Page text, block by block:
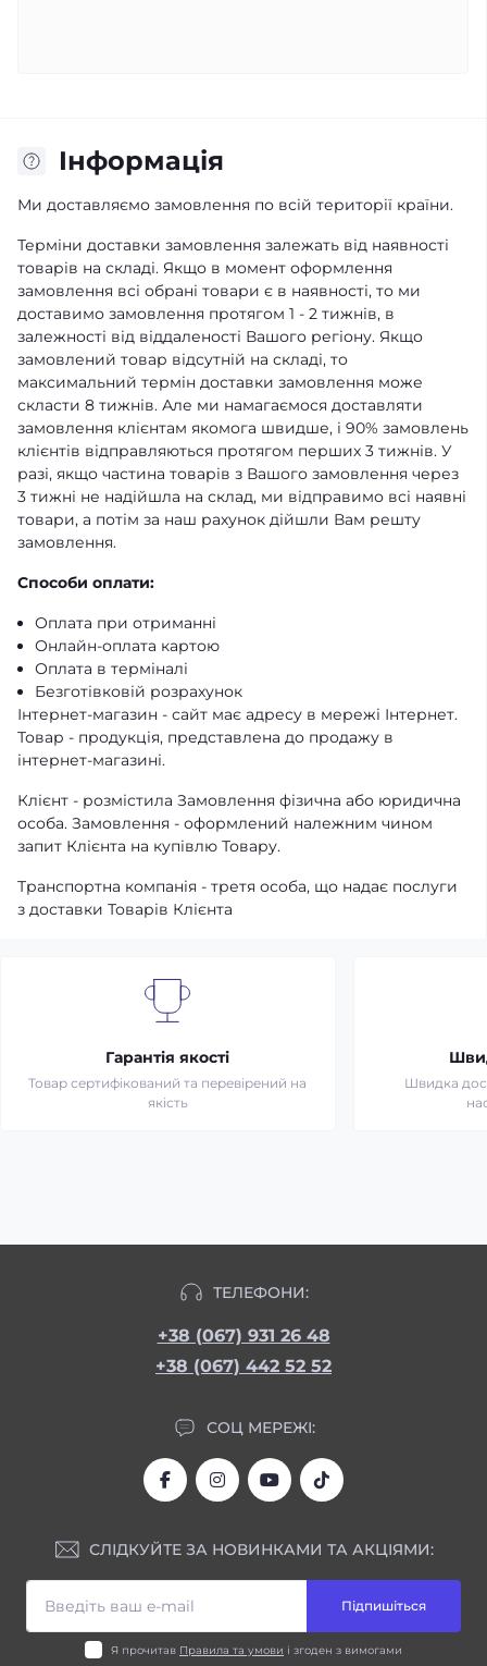
Iнформація
Ми доставляємо замовлення по всій території країни.
Терміни доставки замовлення залежать від наявності
товарів на складі. Якщо в момент оформлення
замовлення всі обрані товари є в наявності, то ми
доставимо замовлення протягом 1 - 2 тижнів, в
залежності від віддаленості Вашого регіону. Якщо
замовлений товар відсутній на складі, то
максимальний термін доставки замовлення може
скласти 8 тижнів. Але ми намагаємося доставляти
замовлення клієнтам якомога швидше, і 90% замовлень
клієнтів відправляються протягом перших 3 тижнів. У
разі, якщо частина товарів з Вашого замовлення через
3 тижні не надійшла на склад, ми відправимо всі наявні
товари, а потім за наш рахунок дійшли Вам решту
замовлення.
Способи оплати:
Оплата при отриманні
Онлайн-оплата картою
Оплата в терміналі
Безготівковій розрахунок
Інтернет-магазин - сайт має адресу в мережі Інтернет.
Товар - продукція, представлена ​​до продажу в
інтернет-магазині.
Клієнт - розмістила Замовлення фізична або юридична
особа. Замовлення - оформлений належним чином
запит Клієнта на купівлю Товару.
Транспортна компанія - третя особа, що надає послуги
з доставки Товарів Клієнта
Гарантія якості
Товар сертифікований та перевірений на
якість
Швидка
ТЕЛЕФОНИ:
+38 (067) 931 26 48
+38 (067) 442 52 52
СОЦ МЕРЕЖІ:
СЛІДКУЙТЕ ЗА НОВИНКАМИ ТА АКЦІЯМИ:
Підпишіться
Я прочитав Правила та умови і згоден з вимогами